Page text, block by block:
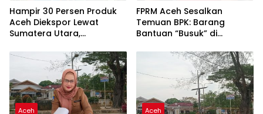
Hampir 30 Persen Produk
Aceh Diekspor Lewat
Sumatera Utara,
Jadi Jalur Utama
FPRM Aceh Sesalkan
Temuan BPK: Barang
Bantuan “Busuk” di
Langsa Akibat Tidak
Aceh Aceh